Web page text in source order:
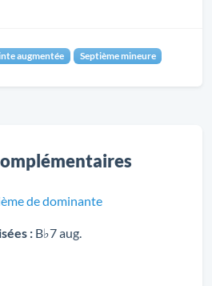
augmentée Septième mineure
de dominante
: B♭7 aug.